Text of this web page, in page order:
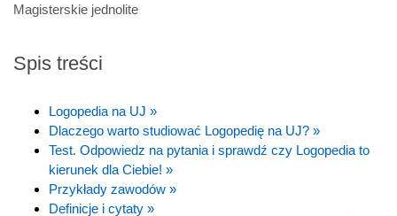
Magisterskie jednolite
Spis treści
Logopedia na UJ »
Dlaczego warto studiować Logopedię na UJ? »
Test. Odpowiedz na pytania i sprawdź czy Logopedia to
kierunek dla Ciebie! »
Przykłady zawodów »
Definicje i cytaty »